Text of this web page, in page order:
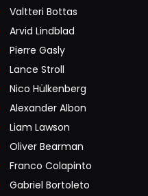
Valtteri Bottas
Arvid Lindblad
Pierre Gasly
Lance Stroll
Nico Hülkenberg
Alexander Albon
Liam Lawson
Oliver Bearman
Franco Colapinto
Gabriel Bortoleto